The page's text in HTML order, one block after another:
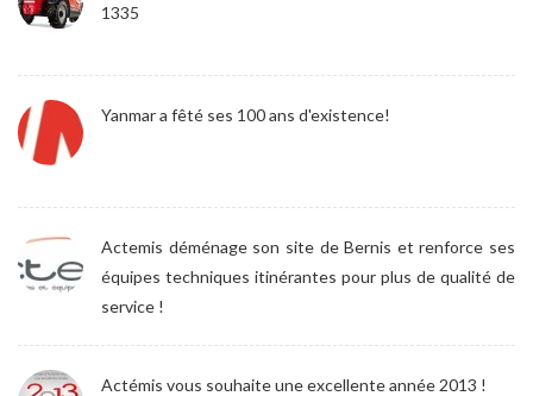
1335
Yanmar a fêté ses 100 ans d'existence!
Actemis déménage son site de Bernis et renforce ses
équipes techniques itinérantes pour plus de qualité de
service !
Actémis vous souhaite une excellente année 2013 !